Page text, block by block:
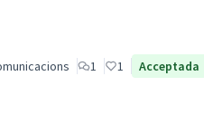
1 1 Acceptada